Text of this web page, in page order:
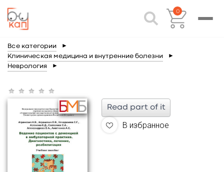
0
Все категории ►
Клиническая медицина и внутренние болезни ►
Неврология ►
Read part of it
В избранное